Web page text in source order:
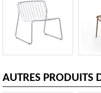
AUTRES PRODUITS